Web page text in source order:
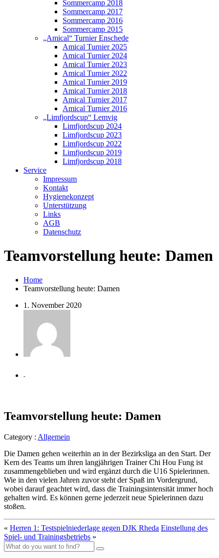
Sommercamp 2018
Sommercamp 2017
Sommercamp 2016
Sommercamp 2015
„Amical“ Turnier Enschede
Amical Turnier 2025
Amical Turnier 2024
Amical Turnier 2023
Amical Turnier 2022
Amical Turnier 2019
Amical Turnier 2018
Amical Turnier 2017
Amical Turnier 2016
„Limfjordscup“ Lemvig
Limfjordscup 2024
Limfjordscup 2023
Limfjordscup 2022
Limfjordscup 2019
Limfjordscup 2018
Service
Impressum
Kontakt
Hygienekonzept
Unterstützung
Links
AGB
Datenschutz
Teamvorstellung heute: Damen
Home
Teamvorstellung heute: Damen
1. November 2020
-
Teamvorstellung heute: Damen
Category : Allgemein
Die Damen gehen weiterhin an in der Bezirksliga an den Start. Der
Kern des Teams um ihren langjährigen Trainer Chi Hou Fung ist
zusammengeblieben und wird ergänzt durch die U16 Spielerinnen.
Wie in den vielen Jahren zuvor steht der Spaß im Vordergrund,
wobei darauf geachtet wird, dass die Trainingsintensität immer hoch
gehalten wird. Es können gerne jederzeit neue Spielerinnen dazu
stoßen.
« Herren 1: Testspielniederlage gegen DJK Rheda Einstellung des
Spiel- und Trainingsbetriebs »